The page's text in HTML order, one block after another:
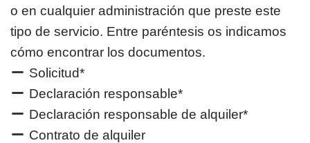
o en cualquier administración que preste este
tipo de servicio. Entre paréntesis os indicamos
cómo encontrar los documentos.
Solicitud*
Declaración responsable*
Declaración responsable de alquiler*
Contrato de alquiler